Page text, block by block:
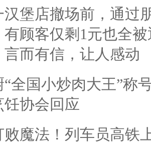
汉堡店撤场前，通过
有顾客仅剩1元也全
言而有信，让人感动
“全国小炒肉大王”称
饪协会回应
败魔法！列车员高铁